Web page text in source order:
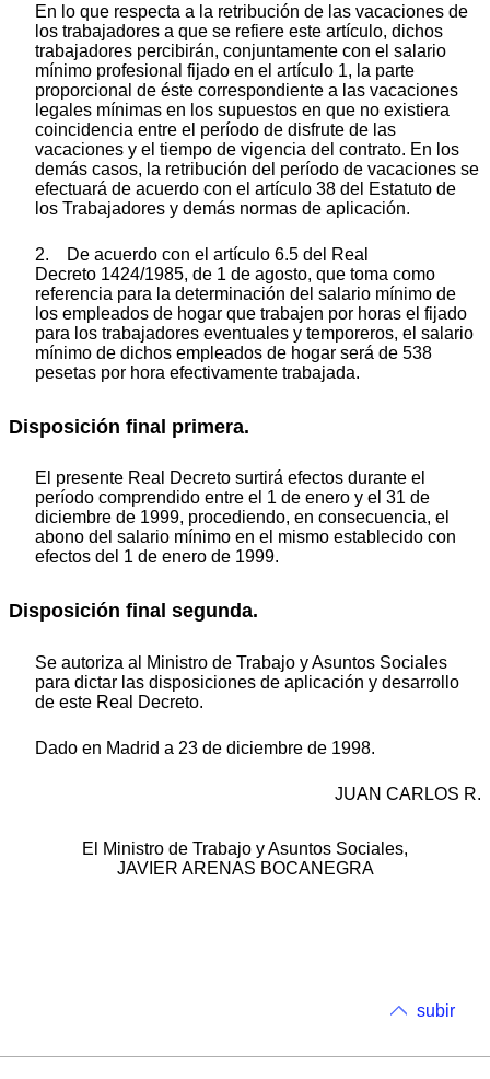
En lo que respecta a la retribución de las vacaciones de
los trabajadores a que se refiere este artículo, dichos
trabajadores percibirán, conjuntamente con el salario
mínimo profesional fijado en el artículo 1, la parte
proporcional de éste correspondiente a las vacaciones
legales mínimas en los supuestos en que no existiera
coincidencia entre el período de disfrute de las
vacaciones y el tiempo de vigencia del contrato. En los
demás casos, la retribución del período de vacaciones se
efectuará de acuerdo con el artículo 38 del Estatuto de
los Trabajadores y demás normas de aplicación.
2. De acuerdo con el artículo 6.5 del Real
Decreto 1424/1985, de 1 de agosto, que toma como
referencia para la determinación del salario mínimo de
los empleados de hogar que trabajen por horas el fijado
para los trabajadores eventuales y temporeros, el salario
mínimo de dichos empleados de hogar será de 538
pesetas por hora efectivamente trabajada.
Disposición final primera.
El presente Real Decreto surtirá efectos durante el
período comprendido entre el 1 de enero y el 31 de
diciembre de 1999, procediendo, en consecuencia, el
abono del salario mínimo en el mismo establecido con
efectos del 1 de enero de 1999.
Disposición final segunda.
Se autoriza al Ministro de Trabajo y Asuntos Sociales
para dictar las disposiciones de aplicación y desarrollo
de este Real Decreto.
Dado en Madrid a 23 de diciembre de 1998.
JUAN CARLOS R.
El Ministro de Trabajo y Asuntos Sociales,
JAVIER ARENAS BOCANEGRA
subir